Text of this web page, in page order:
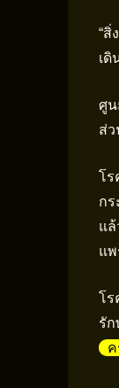
“สิ่
เดิ
ศูน
ส่
โร
กร
แล้
แพ
โร
รัก